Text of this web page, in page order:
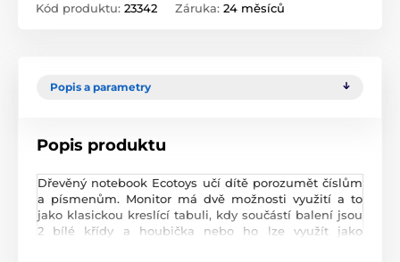
Kód produktu: 23342 Záruka: 24 měsíců
Popis a parametry
Popis produktu
Dřevěný notebook Ecotoys učí dítě porozumět číslům
a písmenům. Monitor má dvě možnosti využití a to
jako klasickou kreslící tabuli, kdy součástí balení jsou
2 bílé křídy a houbička nebo ho lze využít jako